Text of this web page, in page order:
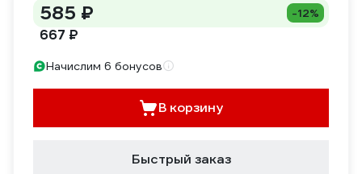
585 ₽ -12%
667 ₽
Начислим 6 бонусов
В корзину
Быстрый заказ